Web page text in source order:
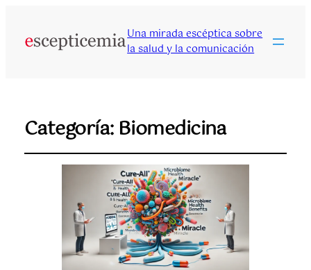
Una mirada escéptica sobre
la salud y la comunicación
Categoría: Biomedicina